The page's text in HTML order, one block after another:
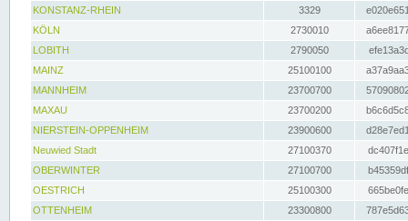
KONSTANZ-RHEIN
3329
KÖLN
2730010
LOBITH
2790050
MAINZ
25100100
MANNHEIM
23700700
MAXAU
23700200
NIERSTEIN-OPPENHEIM
23900600
Neuwied Stadt
27100370
OBERWINTER
27100700
OESTRICH
25100300
OTTENHEIM
23300800